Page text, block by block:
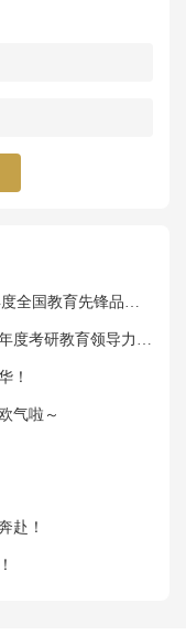
全国教育先锋品牌
度考研教育领导力品
！
气啦～
赴！